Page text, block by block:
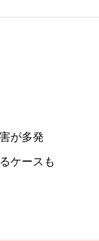
が多発
ケースも